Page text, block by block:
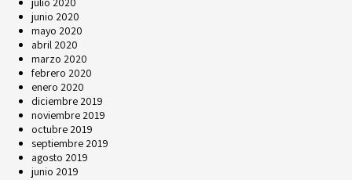
junio 2020
mayo 2020
abril 2020
marzo 2020
febrero 2020
enero 2020
diciembre 2019
noviembre 2019
octubre 2019
septiembre 2019
agosto 2019
junio 2019